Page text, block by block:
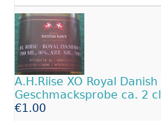
A.H.Riise XO Royal Danish
Geschmacksprobe ca. 2 cl
€1.00